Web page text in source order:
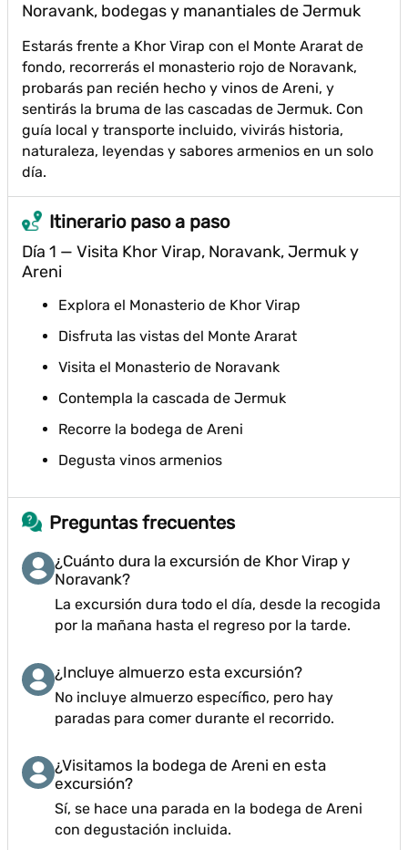
Noravank, bodegas y manantiales de Jermuk
Estarás frente a Khor Virap con el Monte Ararat de
fondo, recorrerás el monasterio rojo de Noravank,
probarás pan recién hecho y vinos de Areni, y
sentirás la bruma de las cascadas de Jermuk. Con
guía local y transporte incluido, vivirás historia,
naturaleza, leyendas y sabores armenios en un solo
día.
Itinerario paso a paso
Día 1 — Visita Khor Virap, Noravank, Jermuk y
Areni
Explora el Monasterio de Khor Virap
Disfruta las vistas del Monte Ararat
Visita el Monasterio de Noravank
Contempla la cascada de Jermuk
Recorre la bodega de Areni
Degusta vinos armenios
Preguntas frecuentes
¿Cuánto dura la excursión de Khor Virap y
Noravank?
La excursión dura todo el día, desde la recogida
por la mañana hasta el regreso por la tarde.
¿Incluye almuerzo esta excursión?
No incluye almuerzo específico, pero hay
paradas para comer durante el recorrido.
¿Visitamos la bodega de Areni en esta
excursión?
Sí, se hace una parada en la bodega de Areni
con degustación incluida.